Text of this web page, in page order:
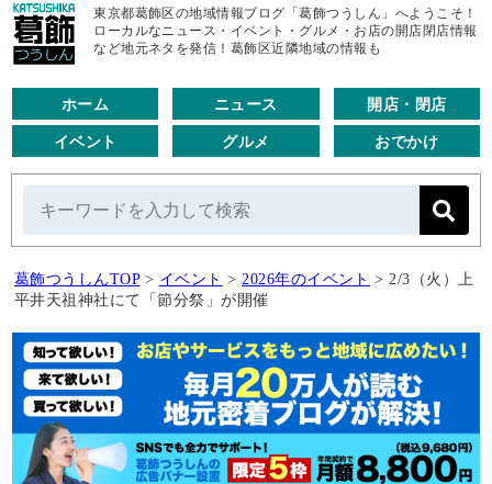
東京都葛飾区の地域情報ブログ「葛飾つうしん」へようこそ！
ローカルなニュース・イベント・グルメ・お店の開店閉店情報
など地元ネタを発信！葛飾区近隣地域の情報も
ホーム ニュース 開店・閉店
イベント グルメ おでかけ
葛飾つうしんTOP > イベント > 2026年のイベント > 2/3（火）上
平井天祖神社にて「節分祭」が開催